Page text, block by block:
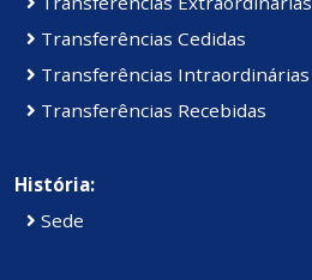
Transferências Cedidas
Transferências Intraordinárias
Transferências Recebidas
História:
Sede